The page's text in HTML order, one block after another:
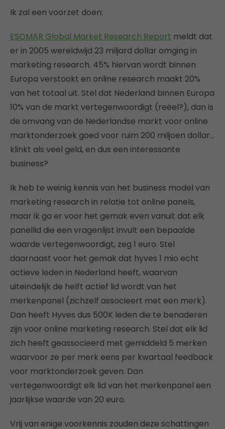
Ik zal een voorzet doen:
ESOMAR Global Market Research Report meldt dat
er in 2005 wereldwijd 23 miljard dollar omging in
marketing research. 45% hiervan wordt binnen
Europa verstookt en online research maakt 20%
van het totaal uit. Stel dat Nederland binnen Europa
10% van de markt vertegenwoordigt (reëel?), dan is
de omvang van de Nederlandse markt voor online
marktonderzoek goed voor ruim 200 miljoen dollar…
klinkt als veel geld, en dus een interessante
business?
Ik heb te weinig kennis van het business model van
marketing research in relatie tot online panels,
maar ik ga er voor het gemak even vanuit dat elk
panellid die een vragenlijst invult een bepaalde
waarde vertegenwoordigt, zeg 1 euro. Stel
daarnaast voor het gemak dat hyves 1 mio echt
actieve leden in Nederland heeft, waarvan
uiteindelijk de helft actief lid wordt van het
merkenpanel (zichzelf associeert met een merk).
Dan heeft Hyves dus 500K leden die te benaderen
zijn voor online marketing research. Stel dat elk lid
zich heeft geassocieerd met gemiddeld 5 merken
waarvoor ze per merk eens per kwartaal feedback
voor marktonderzoek geven. Dan
vertegenwoordigt elk lid van het merkenpanel een
jaarlijkse waarde van 20 euro.
Vrij van enige voorkennis zouden deze schattingen